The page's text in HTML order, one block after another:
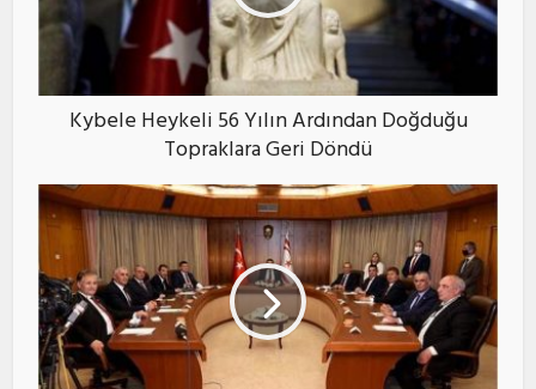
Kybele Heykeli 56 Yılın Ardından Doğduğu
Topraklara Geri Döndü